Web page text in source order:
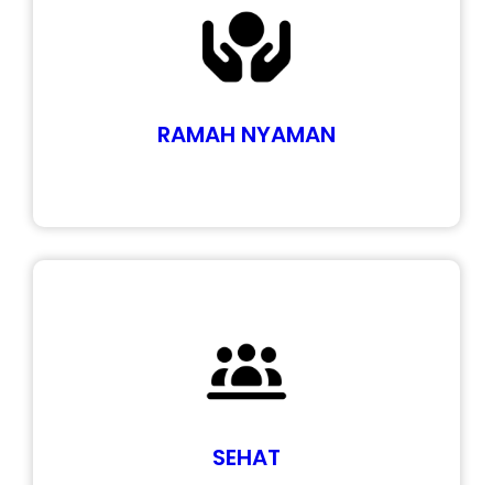
RAMAH NYAMAN
SEHAT